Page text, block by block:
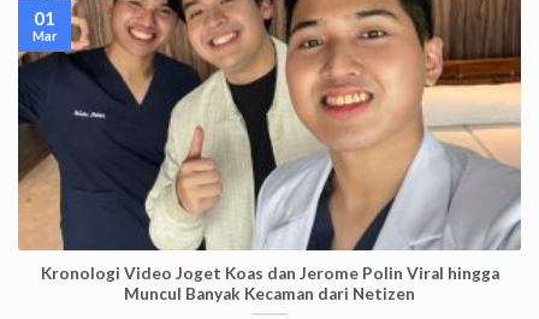
Kronologi Video Joget Koas dan Jerome Polin Viral hingga
Muncul Banyak Kecaman dari Netizen
01
Mar